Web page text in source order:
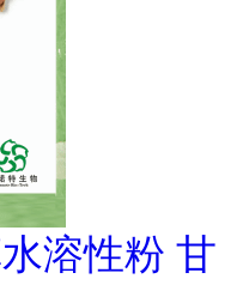
溶性粉 甘